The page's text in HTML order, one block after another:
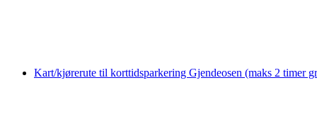
Kart/kjørerute til korttidsparkering Gjendeosen (maks 2 timer